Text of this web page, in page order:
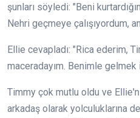
şunları söyledi: "Beni
Nehri geçmeye çalışıyordum,
Ellie cevapladı: "Rica ederim,
maceradayım. Benimle
Timmy çok mutlu oldu ve
arkadaş olarak yolculuklarına